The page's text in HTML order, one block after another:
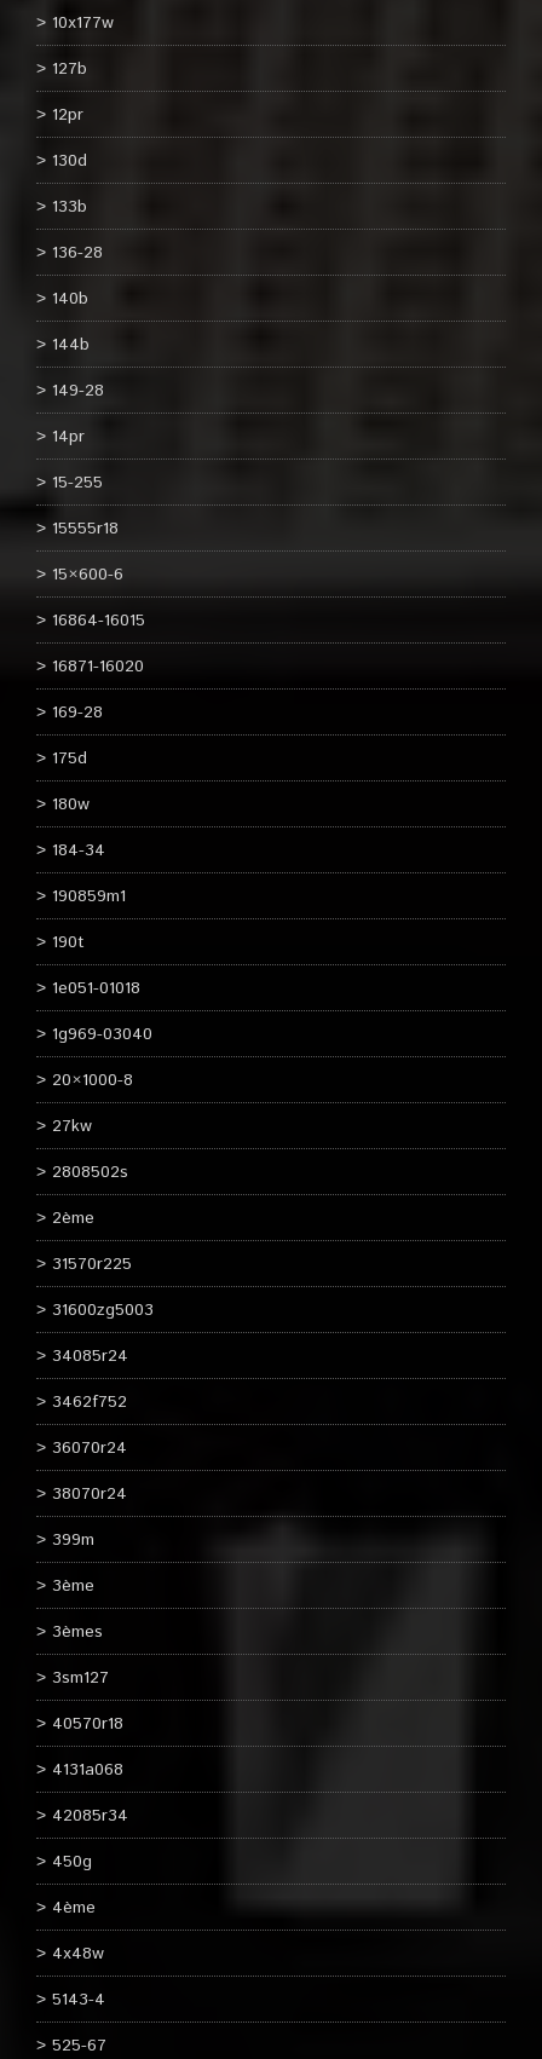
10x177w
127b
12pr
130d
133b
136-28
140b
144b
149-28
14pr
15-255
15555r18
15×600-6
16864-16015
16871-16020
169-28
175d
180w
184-34
190859m1
190t
1e051-01018
1g969-03040
20×1000-8
27kw
2808502s
2ème
31570r225
31600zg5003
34085r24
3462f752
36070r24
38070r24
399m
3ème
3èmes
3sm127
40570r18
4131a068
42085r34
450g
4ème
4x48w
5143-4
525-67